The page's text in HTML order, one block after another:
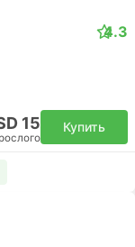
4.3
15 Купить